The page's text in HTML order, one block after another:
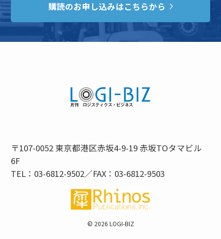
購読のお申し込みはこちらから
〒107-0052 東京都港区赤坂4-9-19 赤坂TOタマビル
6F
TEL：03-6812-9502／FAX：03-6812-9503
© 2026 LOGI-BIZ